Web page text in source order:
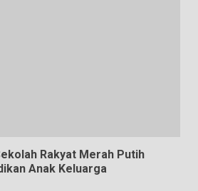
Rakyat Merah Putih
Anak Keluarga